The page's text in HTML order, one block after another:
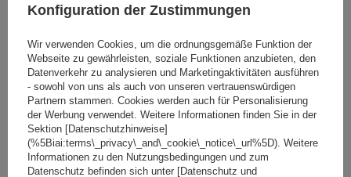
329,09 €inkl. MwSt
Große Menge verfügbar Wir versenden schon am11. August
In den
Warenkorb
Konfiguration der Zustimmungen
Wir verwenden Cookies, um die ordnungsgemäße Funktion der
Webseite zu gewährleisten, soziale Funktionen anzubieten, den
Datenverkehr zu analysieren und Marketingaktivitäten ausführen
- sowohl von uns als auch von unseren vertrauenswürdigen
Partnern stammen. Cookies werden auch für Personalisierung
der Werbung verwendet. Weitere Informationen finden Sie in der
Sektion [Datenschutzhinweise]
(%5Biai:terms\_privacy\_and\_cookie\_notice\_url%5D). Weitere
Informationen zu den Nutzungsbedingungen und zum
Datenschutz befinden sich unter [Datenschutz und